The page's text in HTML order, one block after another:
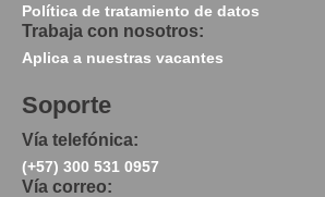
Política de tratamiento de datos
Trabaja con nosotros:
Aplica a nuestras vacantes
Soporte
Vía telefónica:
(+57) 300 531 0957
Vía correo: